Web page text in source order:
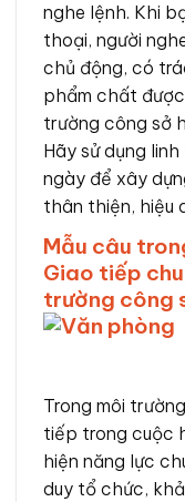
nghe lệnh. Khi
thoại, người
chủ động, có
phẩm chất
trường công sở
Hãy sử dụng
ngày để xây
thân thiện, hiệu
Mẫu câu
Giao tiếp
trường công
Trong môi
tiếp trong cuộc
hiện năng lực
duy tổ chức,